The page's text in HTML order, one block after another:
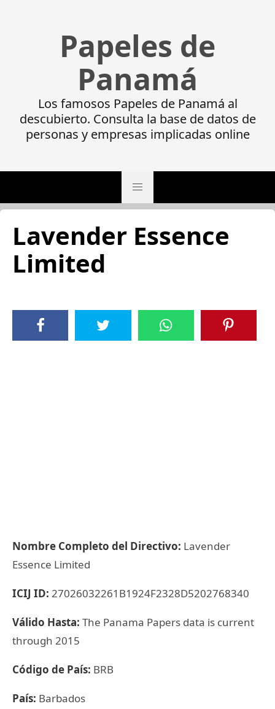
Papeles de
Panamá
Los famosos Papeles de Panamá al
descubierto. Consulta la base de datos de
personas y empresas implicadas online
Lavender Essence
Limited
Nombre Completo del Directivo: Lavender
Essence Limited
ICIJ ID: 27026032261B1924F2328D5202768340
Válido Hasta: The Panama Papers data is current
through 2015
Código de País: BRB
País: Barbados